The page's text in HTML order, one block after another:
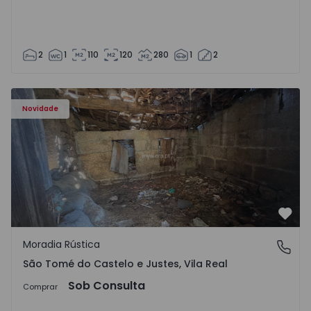
2 1 110 120 280 1 2
Novidade
Moradia Vila Real, São Tomé do Castelo e Justes -
São Tomé do Castelo e Justes, Vila Real
Moradia Rústica
São Tomé do Castelo e Justes, Vila Real
Comprar Sob Consulta